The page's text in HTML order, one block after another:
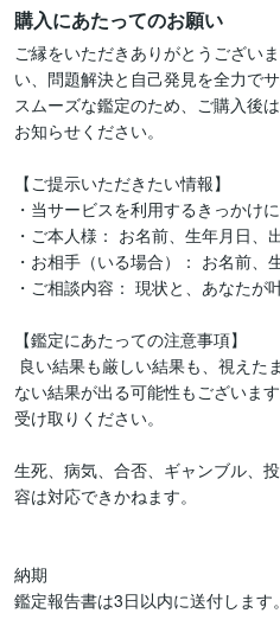
購入にあたってのお願い
ご縁をいただきありがとうござい
い、問題解決と自己発見を全力で
スムーズな鑑定のため、ご購入後
お知らせください。
【ご提示いただきたい情報】
・当サービスを利用するきっかけ
・ご本人様： お名前、生年月日、
・お相手（いる場合）： お名前、
・ご相談内容： 現状と、あなたが
【鑑定にあたっての注意事項】
ない結果が出る可能性もございま
受け取りください。
生死、病気、合否、ギャンブル、
容は対応できかねます。
納期
鑑定報告書は3日以内に送付します。